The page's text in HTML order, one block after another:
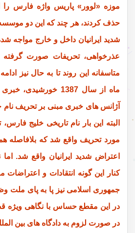
موزه «لوور» پاریس واژه فارس را
حذف کردند، هر چند که این دو
شدید ایرانیان داخل و خارج مواجه
عذرخواهی، تحریفات صورت گرفته
متاسفانه این روند تا به حال نیز
ماه از سال 1387
آژانس های خبری مبنی بر تحریف
البته این بار نام تاریخی خلیج
مورد تحریف واقع شد که بلافاصله
اعتراض شدید ایرانیان واقع شد.
کنار این گونه انتقادات و اعتراضات
جمهوری اسلامی نیز پا به پای ملت
در این مقطع حساس با نگاهی ویژه
در صورت لزوم به دادگاه های بین